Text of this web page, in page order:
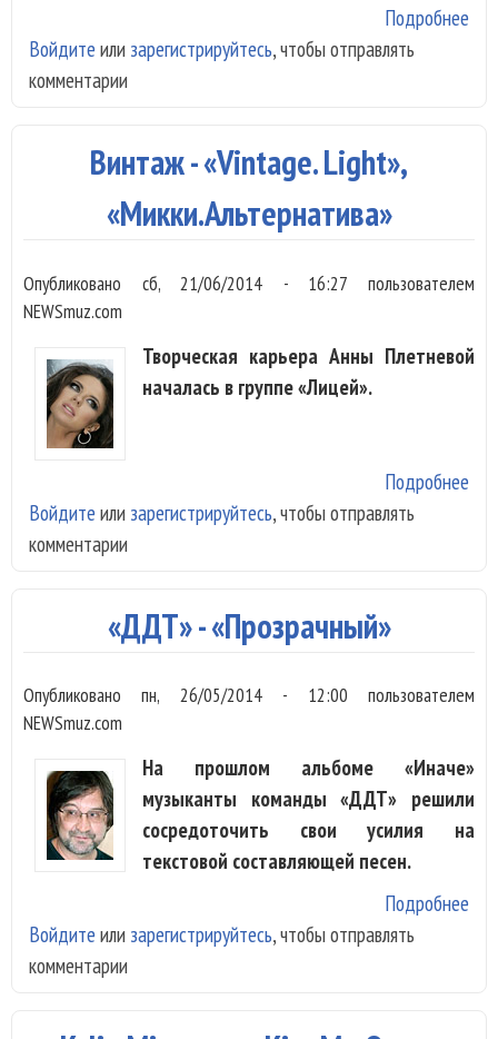
Подробнее
Войдите или зарегистрируйтесь, чтобы отправлять
комментарии
Винтаж - «Vintage. Light»,
«Микки.Альтернатива»
Опубликовано сб, 21/06/2014 - 16:27 пользователем
NEWSmuz.com
Творческая карьера Анны Плетневой
началась в группе «Лицей».
Подробнее
Войдите или зарегистрируйтесь, чтобы отправлять
комментарии
«ДДТ» - «Прозрачный»
Опубликованопн, 26/05/2014 - 12:00 пользователем
NEWSmuz.com
На прошлом альбоме «Иначе»
музыканты команды «ДДТ» решили
сосредоточить свои усилия на
текстовой составляющей песен.
Подробнее
Войдите или зарегистрируйтесь, чтобы отправлять
комментарии